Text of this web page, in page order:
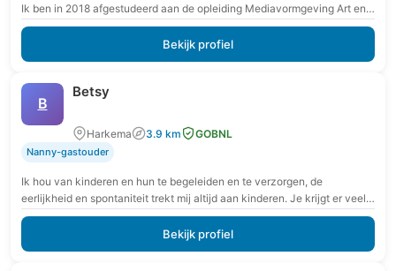
Ik ben in 2018 afgestudeerd aan de opleiding Mediavormgeving Art en…
Bekijk profiel
B
Betsy
Harkema 3.9 km GOBNL
Nanny-gastouder
Ik hou van kinderen en hun te begeleiden en te verzorgen, de
eerlijkheid en spontaniteit trekt mij altijd aan kinderen. Je krijgt er veel
voor…
Bekijk profiel